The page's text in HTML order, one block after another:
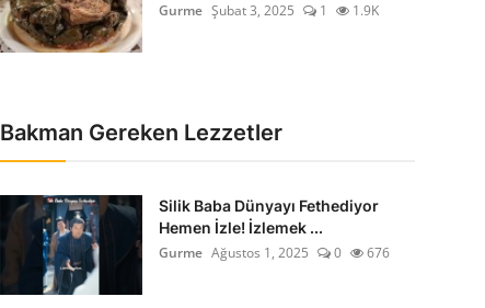
Gurme Şubat 3, 2025 1 1.9K
Bakman Gereken Lezzetler
Silik Baba Dünyayı Fethediyor
Hemen İzle! İzlemek ...
Gurme Ağustos 1, 2025 0 676